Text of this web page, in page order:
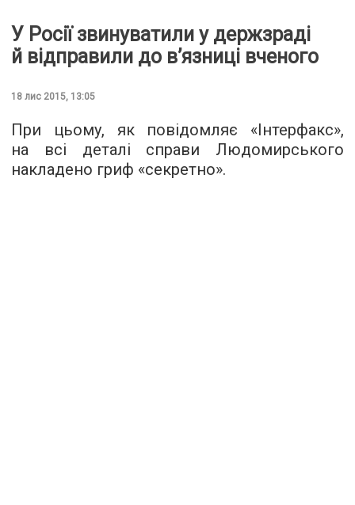
У Росії звинуватили у держзраді
й відправили до в’язниці вченого
18 лис 2015, 13:05
При цьому, як повідомляє «Інтерфакс»,
на всі деталі справи Людомирського
накладено гриф «секретно».